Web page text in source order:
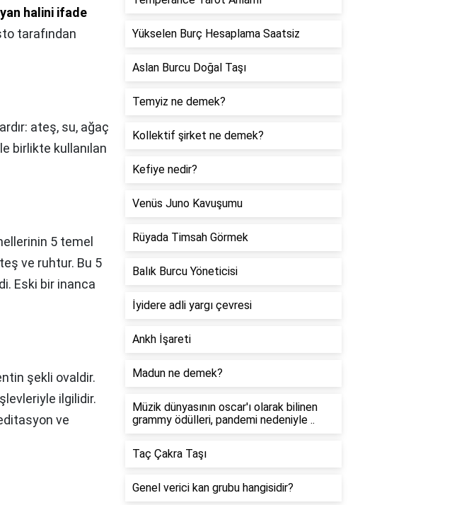
halini ifade
tarafından
ateş, su, ağaç
birlikte kullanılan
5 temel
ve ruhtur. Bu 5
Eski bir inanca
şekli ovaldir.
ilgilidir.
ve
Yükselen Burç Hesaplama Saatsiz
Aslan Burcu Doğal Taşı
Temyiz ne demek?
Kollektif şirket ne demek?
Kefiye nedir?
Venüs Juno Kavuşumu
Rüyada Timsah Görmek
Balık Burcu Yöneticisi
İyidere adli yargı çevresi
Ankh İşareti
Madun ne demek?
Müzik dünyasının oscar'ı olarak bilinen
grammy ödülleri, pandemi nedeniyle ..
Taç Çakra Taşı
Genel verici kan grubu hangisidir?